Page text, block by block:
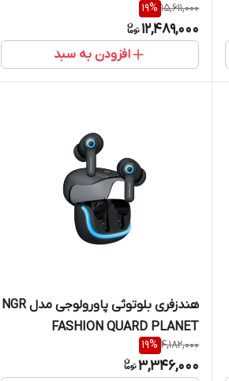
سیلکونی
15,611,000
19%
12,489,000
افزودن به سبد
هندزفری بلوتوثی پاورولوجی مدل NGR
FASHION QUARD PLANET
4,182,000
19%
3,346,000